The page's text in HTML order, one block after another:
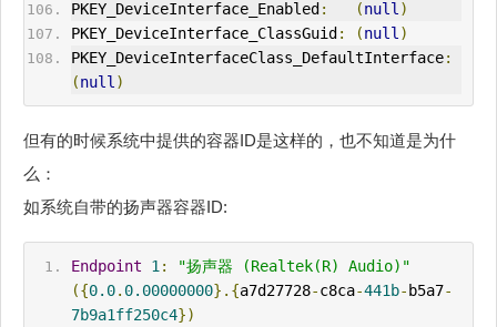
PKEY_DeviceInterface_Enabled : (null )
PKEY_DeviceInterface_ClassGuid : (null )
PKEY_DeviceInterfaceClass_DefaultInterface:
(null )
但有的时候系统中提供的容器ID是这样的，也不知道是为什
么：
如系统自带的扬声器容器ID:
Endpoint 1 :
"扬声器 (Realtek(R) Audio)"
({0.0. 0.00000000}.{a7d27728-c8ca-441b- b5a7-
7b9a1ff250c4})